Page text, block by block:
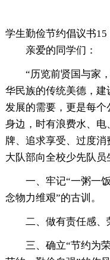
学生勤俭节约倡议书15
亲爱的同学们：
“历览前贤国与家
华民族的传统美德，
发展的需要，更是每
身边，时有浪费水、
牌、追求享受、过度
大队部向全校少先队员
一、牢记“一粥一
念物力维艰”的古训。
二、做有责任感、
三、确立“节约为